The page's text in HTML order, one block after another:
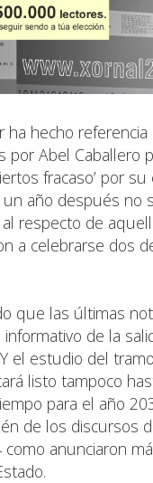
ha hecho
por Abel Caballero
fracaso’ por
año después no
al respecto de
a celebrarse dos
que las últimas
de la
el estudio del
listo tampoco
para el año
de los discursos
anunciaron